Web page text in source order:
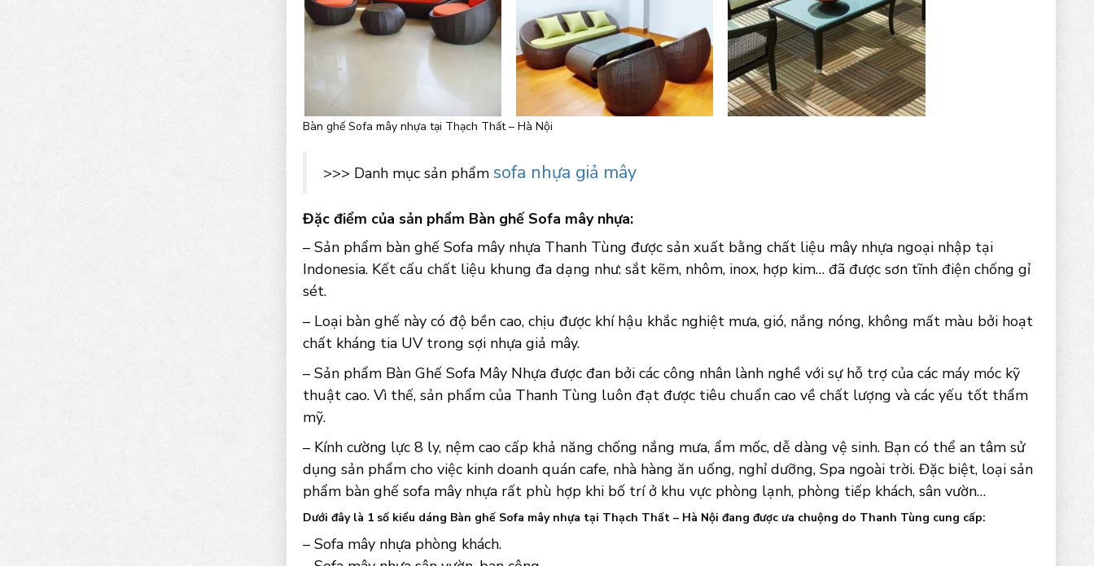
Bàn ghế Sofa mây nhựa tại Thạch Thất – Hà Nội
>>> Danh mục sản phẩm sofa nhựa giả mây
Đặc điểm của sản phẩm Bàn ghế Sofa mây nhựa:
– Sản phẩm bàn ghế Sofa mây nhựa Thanh Tùng được sản xuất bằng chất liệu mây nhựa ngoại nhập tại
Indonesia. Kết cấu chất liệu khung đa dạng như: sắt kẽm, nhôm, inox, hợp kim… đã được sơn tĩnh điện chống gỉ
sét.
– Loại bàn ghế này có độ bền cao, chịu được khí hậu khắc nghiệt mưa, gió, nắng nóng, không mất màu bởi hoạt
chất kháng tia UV trong sợi nhựa giả mây.
– Sản phẩm Bàn Ghế Sofa Mây Nhựa được đan bởi các công nhân lành nghề với sự hỗ trợ của các máy móc kỹ
thuật cao. Vì thế, sản phẩm của Thanh Tùng luôn đạt được tiêu chuẩn cao về chất lượng và các yếu tốt thẩm
mỹ.
– Kính cường lực 8 ly, nệm cao cấp khả năng chống nắng mưa, ẩm mốc, dễ dàng vệ sinh. Bạn có thể an tâm sử
dụng sản phẩm cho việc kinh doanh quán cafe, nhà hàng ăn uống, nghỉ dưỡng, Spa ngoài trời. Đặc biệt, loại sản
phẩm bàn ghế sofa mây nhựa rất phù hợp khi bố trí ở khu vực phòng lạnh, phòng tiếp khách, sân vườn…
Dưới đây là 1 số kiểu dáng Bàn ghế Sofa mây nhựa tại Thạch Thất – Hà Nội đang được ưa chuộng do Thanh Tùng cung cấp:
– Sofa mây nhựa phòng khách.